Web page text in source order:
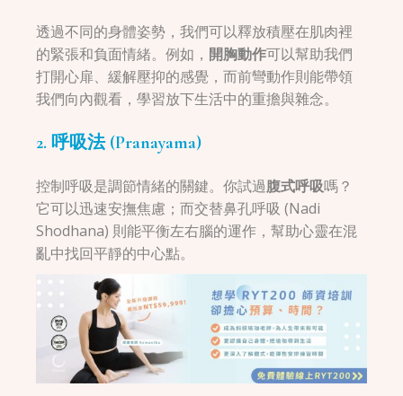
透過不同的身體姿勢，我們可以釋放積壓在肌肉裡
的緊張和負面情緒。例如， 開胸動作可以幫助我們
打開心扉、緩解壓抑的感覺，而前彎動作則能帶領
我們向內觀看，學習放下生活中的重擔與雜念。
2. 呼吸法 (Pranayama)
控制呼吸是調節情緒的關鍵。你試過腹式呼吸嗎？
它可以迅速安撫焦慮；而交替鼻孔呼吸 (Nadi
Shodhana) 則能平衡左右腦的運作，幫助心靈在混
亂中找回平靜的中心點。